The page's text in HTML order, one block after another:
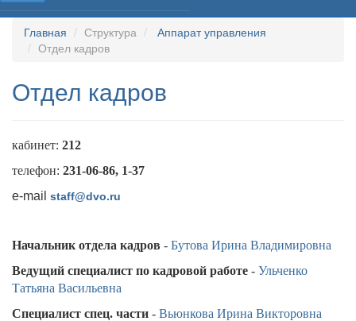
Главная Структура
Аппарат управления
Отдел кадров
Отдел кадров
кабинет: 212
телефон: 231-06-86, 1-37
e-mail staff@dvo.ru
Начальник отдела кадров - Бутова Ирина Владимировна
Ведущий специалист по кадровой работе - Ульченко
Татьяна Васильевна
Специалист спец. части - Вьюнкова Ирина Викторовна